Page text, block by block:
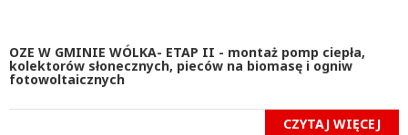
OZE W GMINIE WÓLKA- ETAP II - montaż pomp ciepła,
kolektorów słonecznych, pieców na biomasę i ogniw
fotowoltaicznych
CZYTAJ WIĘCEJ